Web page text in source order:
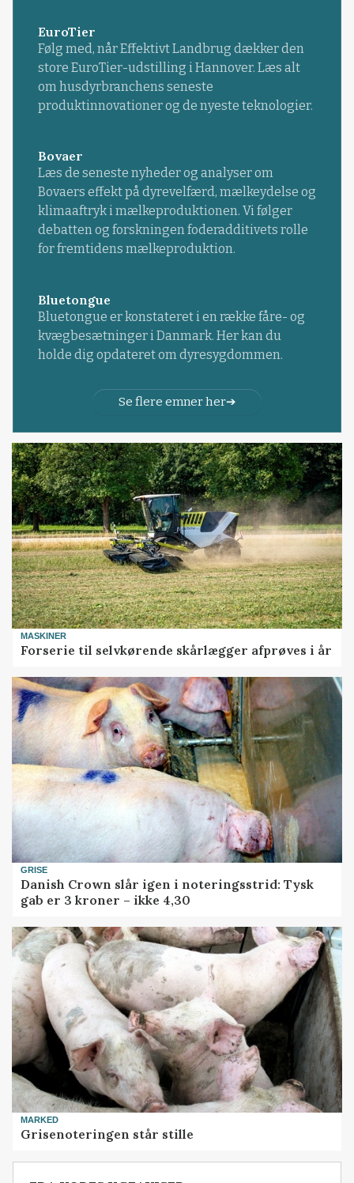
EuroTier
Følg med, når Effektivt Landbrug dækker den
store EuroTier-udstilling i Hannover. Læs alt
om husdyrbranchens seneste
produktinnovationer og de nyeste teknologier.
Bovaer
Læs de seneste nyheder og analyser om
Bovaers effekt på dyrevelfærd, mælkeydelse og
klimaaftryk i mælkeproduktionen. Vi følger
debatten og forskningen foderadditivets rolle
for fremtidens mælkeproduktion.
Bluetongue
Bluetongue er konstateret i en række fåre- og
kvægbesætninger i Danmark. Her kan du
holde dig opdateret om dyresygdommen.
Se flere emner her
MASKINER
Forserie til selvkørende skårlægger afprøves i år
GRISE
Danish Crown slår igen i noteringsstrid: Tysk
gab er 3 kroner – ikke 4,30
MARKED
Grisenoteringen står stille